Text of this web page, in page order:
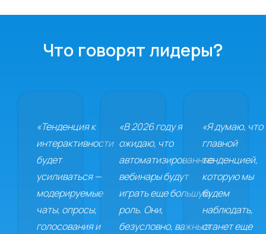
Что говорят лидеры?
«Тенденция к
интерактивности
будет
усиливаться —
модерируемые
чаты, опросы,
голосования и
«В 2026 году я
ожидаю, что
автоматизированные
вебинары будут
играть еще большую
роль. Они,
безусловно, важны в
«Я думаю, что
главной
тенденцией,
которую мы
будем
наблюдать,
станет еще